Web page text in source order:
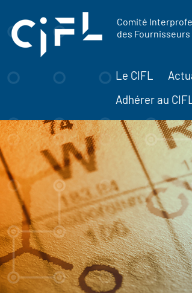
Comité
des
Le CIFL
Adhérer au